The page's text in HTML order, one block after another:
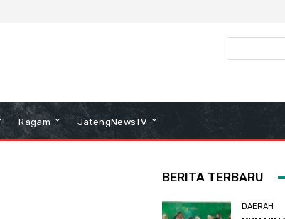
Ragam JatengNewsTV
BERITA TERBARU
DAERAH